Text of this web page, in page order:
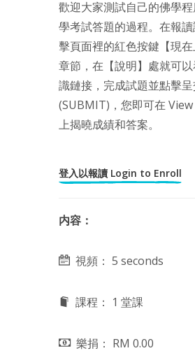
歡迎大家測試自己的佛學
學考試答題的過程。在報
擊頁面裡的紅色按鍵【現
章節，在【說明】處就可
識鏈接，完成試題並點擊呈
(SUBMIT)，您即可在
上揭曉成績和答案。
登入以報讀 Login to Enroll
内容：
視頻： 5 seconds
課程： 1 堂課
樂捐： RM 0.00